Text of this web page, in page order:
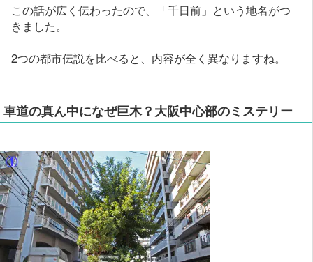
この話が広く伝わったので、「千日前」という地名がつ
きました。
2つの都市伝説を比べると、内容が全く異なりますね。
車道の真ん中になぜ巨木？大阪中心部のミステリー